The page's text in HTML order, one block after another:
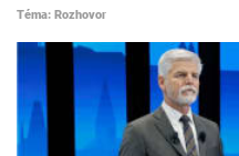
Téma: Rozhovor